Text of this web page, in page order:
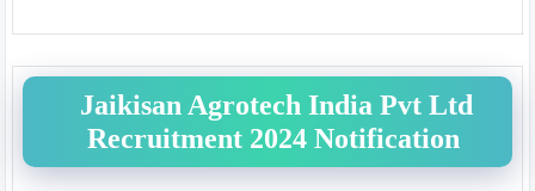
Jaikisan Agrotech India Pvt Ltd
Recruitment 2024 Notification